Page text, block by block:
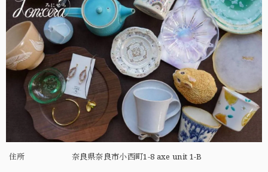
住所 奈良県奈良市小西町1-8 axe unit 1-B